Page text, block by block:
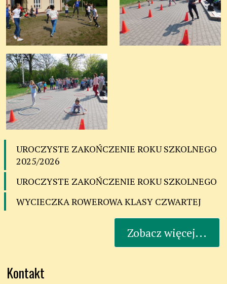
UROCZYSTE ZAKOŃCZENIE ROKU SZKOLNEGO
2025/2026
UROCZYSTE ZAKOŃCZENIE ROKU SZKOLNEGO
WYCIECZKA ROWEROWA KLASY CZWARTEJ
Zobacz więcej...
Kontakt